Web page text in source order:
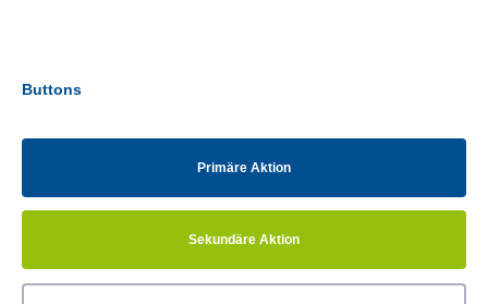
Buttons
Primäre Aktion
Sekundäre Aktion